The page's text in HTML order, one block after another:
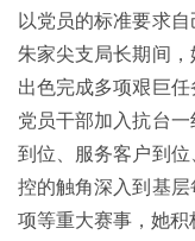
以党员的标准要求
朱家尖支局长期间，
出色完成多项艰巨
党员干部加入抗台
到位、服务客户到
控的触角深入到基
项等重大赛事，她积